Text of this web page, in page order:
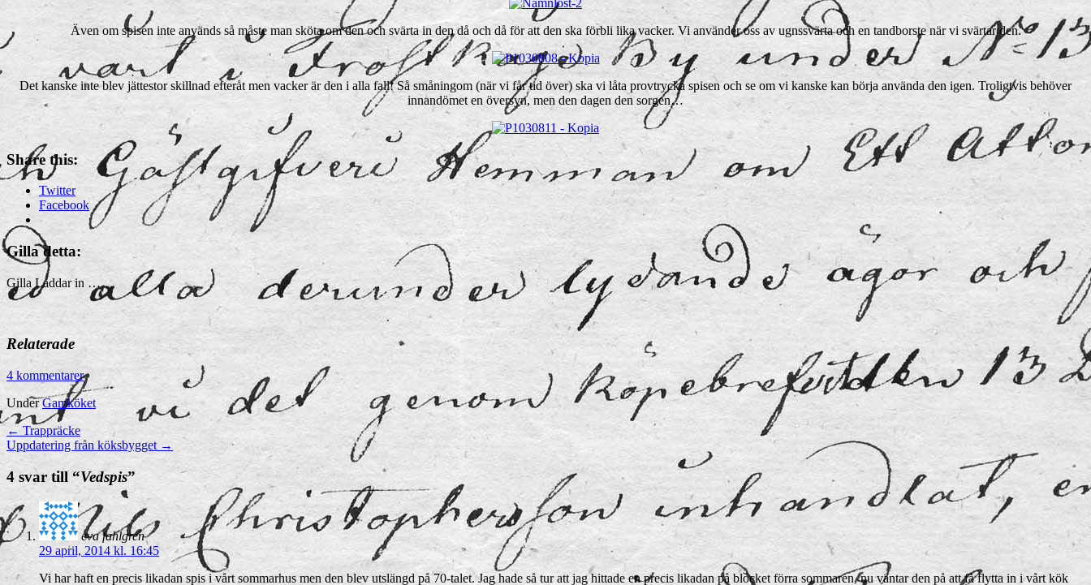
Även om spisen inte används så måste man sköta om den och svärta in den då och då för att den ska förbli lika vacker. Vi använder oss av ugnssvärta och en tandborste när vi svärtar den.
Det kanske inte blev jättestor skillnad efteråt men vacker är den i alla fall! Så småningom (när vi får tid över) ska vi låta provtrycka spisen och se om vi kanske kan börja använda den igen. Troligtvis behöver
innandömet en översyn, men den dagen den sorgen…
Share this:
Twitter
Facebook
Gilla detta:
Gilla Laddar in …
Relaterade
4 kommentarer
UnderGamköket
← Trappräcke
Uppdatering från köksbygget →
4 svar till “Vedspis”
eva fahlgren
29 april, 2014 kl. 16:45
Vi har haft en precis likadan spis i vårt sommarhus men den blev utslängd på 70-talet. Jag hade så tur att jag hittade en precis likadan på blocket förra sommaren, nu väntar den på att få flytta in i vårt kök